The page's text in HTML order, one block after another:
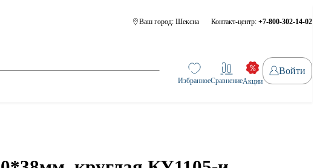
Ваш город: Шексна Контакт-центр: +7-800-302-14-02
ИзбранноеСравнениеАкции
Войти